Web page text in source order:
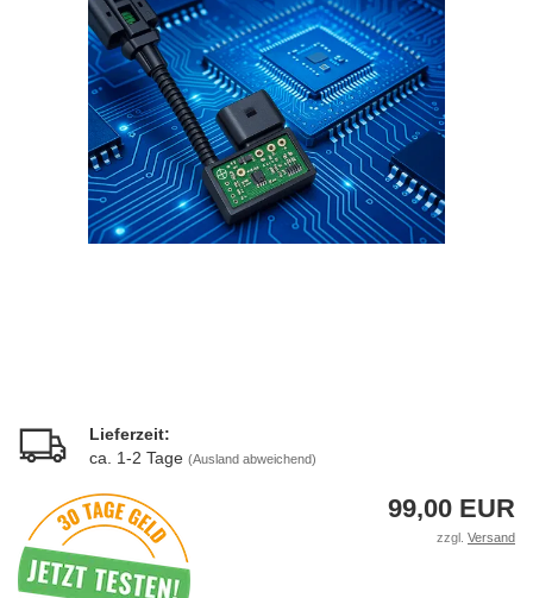
Lieferzeit:
ca. 1-2 Tage (Ausland abweichend)
99,00 EUR
zzgl. Versand